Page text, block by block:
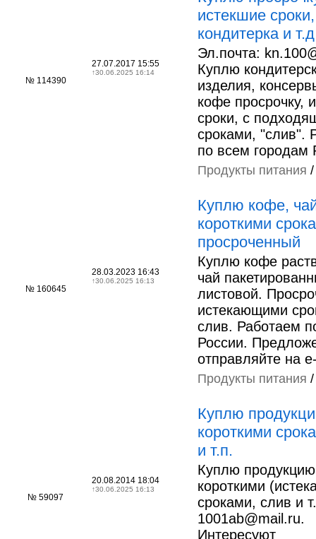
№ 114390
27.07.2017 15:55
↑30.06.2025 16:14
истекшие
кондитерка и
Эл.почта:
Куплю
изделия,
кофе просрочку,
сроки, с
сроками, "слив".
по всем городам
Продукты питания
№ 160645
28.03.2023 16:43
↑30.06.2025 16:13
Куплю кофе,
короткими
просроченный
Куплю кофе
чай
листовой.
истекающими
слив. Работаем
России.
отправляйте на
Продукты питания
№ 59097
20.08.2014 18:04
↑30.06.2025 16:13
Куплю
короткими
и т.п.
Куплю
короткими
сроками, слив и
1001ab@mail.ru.
Интересуют